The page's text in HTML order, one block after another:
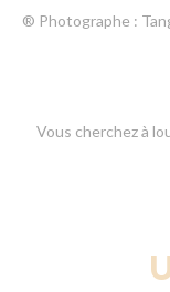
® Photographe :
Vous cherchez à